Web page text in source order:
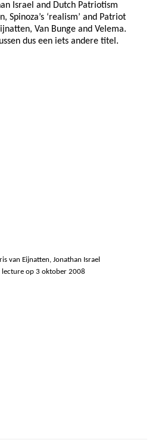
Israel and Dutch Patriotism
Spinoza’s ‘realism’ and Patriot
Van Bunge and Velema.
dus een iets andere titel.
van Eijnatten, Jonathan Israel
lecture op 3 oktober 2008